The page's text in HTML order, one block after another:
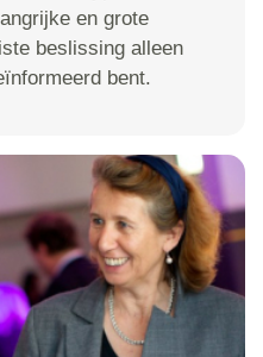
en grote
beslissing alleen
bent.